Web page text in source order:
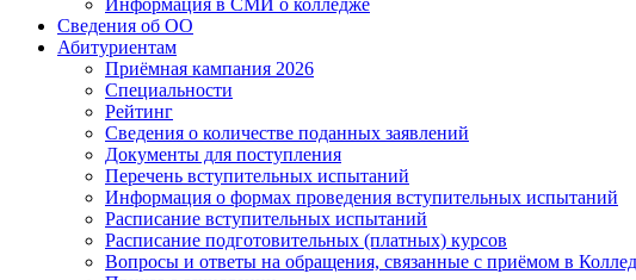
Информация в СМИ о колледже
Сведения об ОО
Абитуриентам
Приёмная кампания 2026
Специальности
Рейтинг
Сведения о количестве поданных заявлений
Документы для поступления
Перечень вступительных испытаний
Информация о формах проведения вступительных испытаний
Расписание вступительных испытаний
Расписание подготовительных (платных) курсов
Вопросы и ответы на обращения, связанные с приёмом в